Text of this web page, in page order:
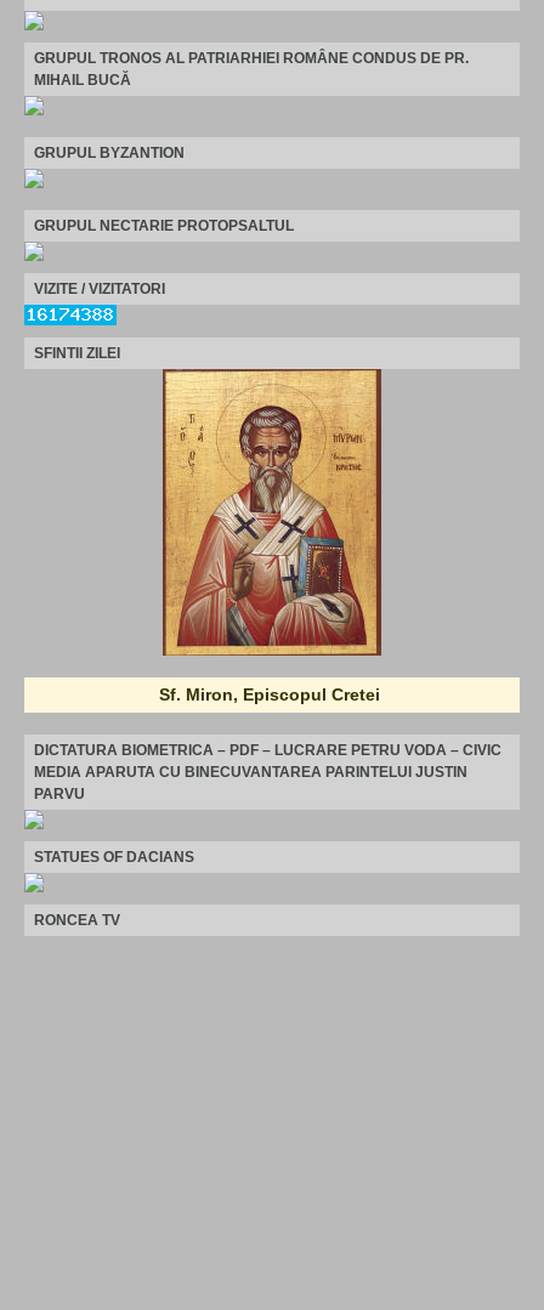
GRUPUL TRONOS AL PATRIARHIEI ROMÂNE CONDUS DE PR.
MIHAIL BUCĂ
GRUPUL BYZANTION
GRUPUL NECTARIE PROTOPSALTUL
VIZITE / VIZITATORI
SFINTII ZILEI
Sf. Miron, Episcopul Cretei
DICTATURA BIOMETRICA – PDF – LUCRARE PETRU VODA – CIVIC
MEDIA APARUTA CU BINECUVANTAREA PARINTELUI JUSTIN
PARVU
STATUES OF DACIANS
RONCEA TV